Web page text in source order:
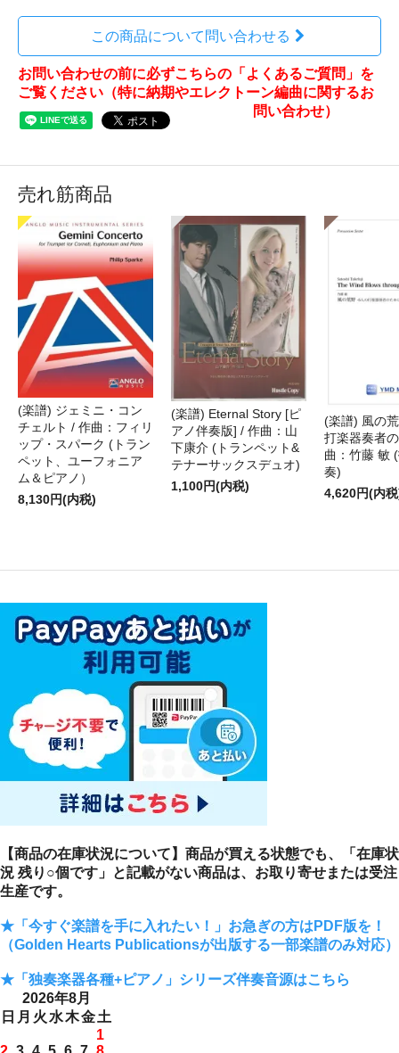
この商品について問い合わせる
お問い合わせの前に必ずこちらの「よくあるご質問」を
ご覧ください（特に納期やエレクトーン編曲に関するお
問い合わせ）
売れ筋商品
(楽譜) ジェミニ・コン
チェルト / 作曲：フィリ
ップ・スパーク (トラン
ペット、ユーフォニア
ム＆ピアノ）
8,130円(内税)
(楽譜) Eternal Story [ピ
アノ伴奏版] / 作曲：山
下康介 (トランペット&
テナーサックスデュオ)
1,100円(内税)
(楽譜) 風の
打楽器奏者
曲：竹藤 敏
奏)
4,620円(内
【商品の在庫状況について】商品が買える状態でも、「在庫状
況 残り○個です」と記載がない商品は、お取り寄せまたは受注
生産です。
★「今すぐ楽譜を手に入れたい！」お急ぎの方はPDF版を！
（Golden Hearts Publicationsが出版する一部楽譜のみ対応）
★「独奏楽器各種+ピアノ」シリーズ伴奏音源はこちら
2026年8月
日 月 火 水木金土
1